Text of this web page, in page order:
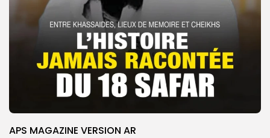
APS MAGAZINE VERSION AR